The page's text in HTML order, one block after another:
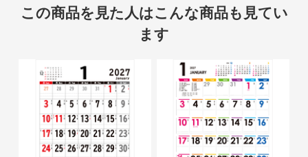
この商品を見た人はこんな商品も見てい
ます